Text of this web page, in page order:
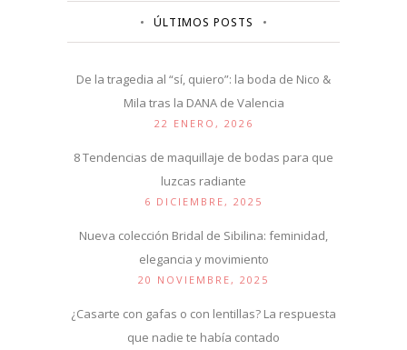
ÚLTIMOS POSTS
De la tragedia al “sí, quiero”: la boda de Nico &
Mila tras la DANA de Valencia
22 ENERO, 2026
8 Tendencias de maquillaje de bodas para que
luzcas radiante
6 DICIEMBRE, 2025
Nueva colección Bridal de Sibilina: feminidad,
elegancia y movimiento
20 NOVIEMBRE, 2025
¿Casarte con gafas o con lentillas? La respuesta
que nadie te había contado